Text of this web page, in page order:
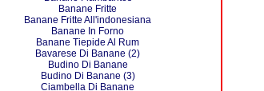
Banane Fritte
Banane Fritte All'indonesiana
Banane In Forno
Banane Tiepide Al Rum
Bavarese Di Banane (2)
Budino Di Banane
Budino Di Banane (3)
Ciambella Di Banane